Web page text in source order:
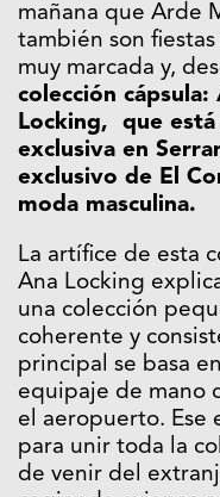
mañana que Arde
también son
muy marcada y,
colección
Locking, que
exclusiva en
exclusivo de El
moda masculina.
La artífice de esta
Ana Locking
una colección
coherente y
principal se basa
equipaje de mano
el aeropuerto. Ese
para unir toda la
de venir del